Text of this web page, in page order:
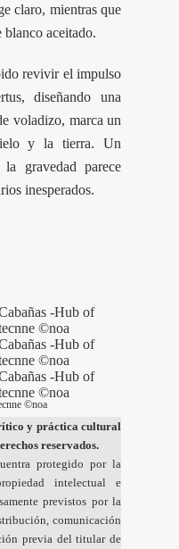
claro, mientras que
blanco aceitado.
revivir el impulso
diseñando una
voladizo, marca un
y la tierra. Un
gravedad parece
inesperados.
©noa
y práctica cultural
reservados.
protegido por la
intelectual e
previstos por la
comunicación
previa del titular de